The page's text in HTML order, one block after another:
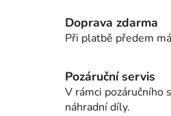
Doprava zdarma
Při platbě předem
Pozáruční servis
V rámci pozáručního
náhradní díly.